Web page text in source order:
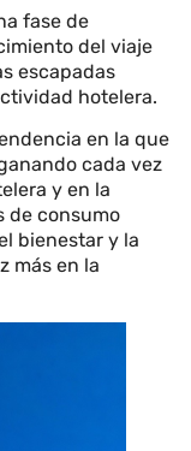
fase de
del viaje
escapadas
hotelera.
en la que
cada vez
y en la
de consumo
bienestar y la
más en la